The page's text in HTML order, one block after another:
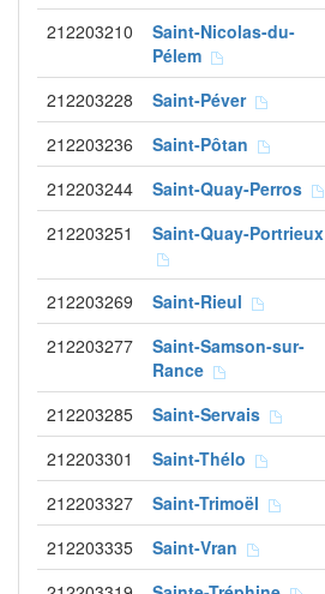
212203210
Saint-Nicolas-du-
Pélem
212203228 Saint-Péver
212203236 Saint-Pôtan
212203244 Saint-Quay-Perros
212203251 Saint-Quay-Portrieux
212203269 Saint-Rieul
212203277
Saint-Samson-sur-
Rance
212203285 Saint-Servais
212203301 Saint-Thélo
212203327 Saint-Trimoël
212203335 Saint-Vran